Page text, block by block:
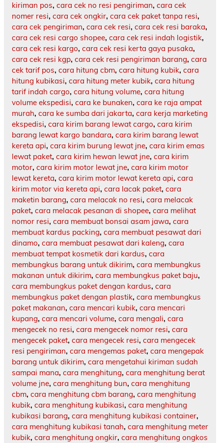
kiriman pos, cara cek no resi pengiriman, cara cek
nomer resi, cara cek ongkir, cara cek paket tanpa resi,
cara cek pengiriman, cara cek resi, cara cek resi baraka,
cara cek resi cargo shopee, cara cek resi indah logistik,
cara cek resi kargo, cara cek resi kerta gaya pusaka,
cara cek resi kgp, cara cek resi pengiriman barang, cara
cek tarif pos, cara hitung cbm, cara hitung kubik, cara
hitung kubikasi, cara hitung meter kubik, cara hitung
tarif indah cargo, cara hitung volume, cara hitung
volume ekspedisi, cara ke bunaken, cara ke raja ampat
murah, cara ke sumba dari jakarta, cara kerja marketing
ekspedisi, cara kirim barang lewat cargo, cara kirim
barang lewat kargo bandara, cara kirim barang lewat
kereta api, cara kirim burung lewat jne, cara kirim emas
lewat paket, cara kirim hewan lewat jne, cara kirim
motor, cara kirim motor lewat jne, cara kirim motor
lewat kereta, cara kirim motor lewat kereta api, cara
kirim motor via kereta api, cara lacak paket, cara
maketin barang, cara melacak no resi, cara melacak
paket, cara melacak pesanan di shopee, cara melihat
nomor resi, cara membuat bonsai asam jawa, cara
membuat kardus packing, cara membuat pesawat dari
dinamo, cara membuat pesawat dari kaleng, cara
membuat tempat kosmetik dari kardus, cara
membungkus barang untuk dikirim, cara membungkus
makanan untuk dikirim, cara membungkus paket baju,
cara membungkus paket dengan kardus, cara
membungkus paket dengan plastik, cara membungkus
paket makanan, cara mencari kubik, cara mencari
kupang, cara mencari volume, cara mengali, cara
mengecek no resi, cara mengecek nomor resi, cara
mengecek paket, cara mengecek resi, cara mengecek
resi pengiriman, cara mengemas paket, cara mengepak
barang untuk dikirim, cara mengetahui kiriman sudah
sampai mana, cara menghitung, cara menghitung berat
volume jne, cara menghitung bun, cara menghitung
cbm, cara menghitung cbm barang, cara menghitung
kubik, cara menghitung kubikasi, cara menghitung
kubikasi barang, cara menghitung kubikasi container,
cara menghitung kubikasi tanah, cara menghitung meter
kubik, cara menghitung ongkir, cara menghitung ongkos